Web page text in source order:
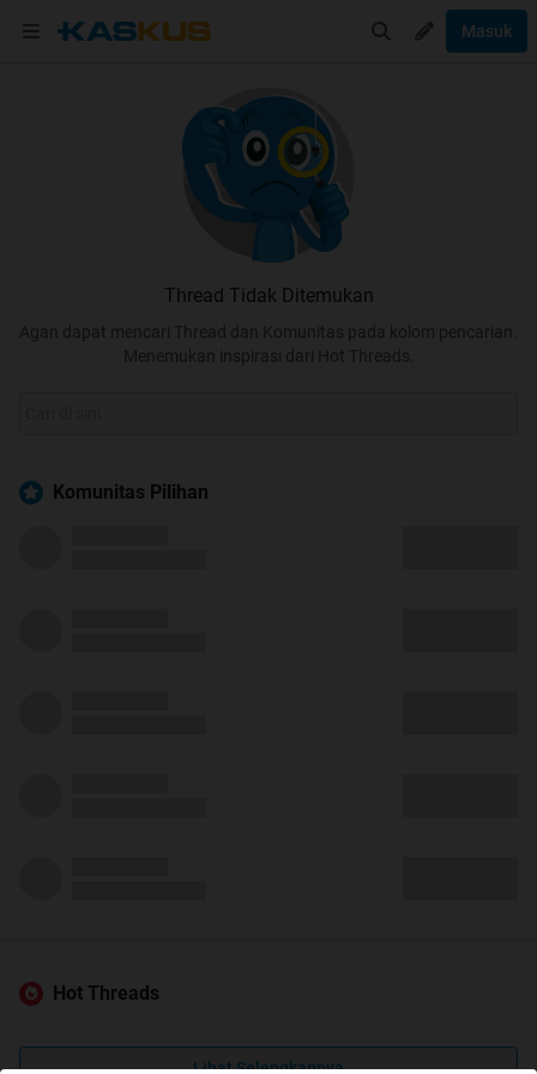
Masuk
Thread Tidak Ditemukan
Agan dapat mencari Thread dan Komunitas pada kolom pencarian.
Menemukan inspirasi dari Hot Threads.
Komunitas Pilihan
Hot Threads
Lihat Selengkapnya